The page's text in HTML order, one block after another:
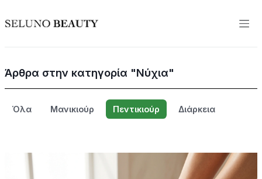
Άρθρα στην κατηγορία "Νύχια"
Όλα Μανικιούρ Πεντικιούρ Διάρκεια